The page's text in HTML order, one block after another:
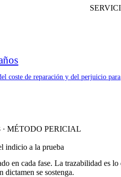
coste de reparación y del perjuicio para
· MÉTODO PERICIAL
indicio a la prueba
en cada fase. La trazabilidad es lo
dictamen se sostenga.